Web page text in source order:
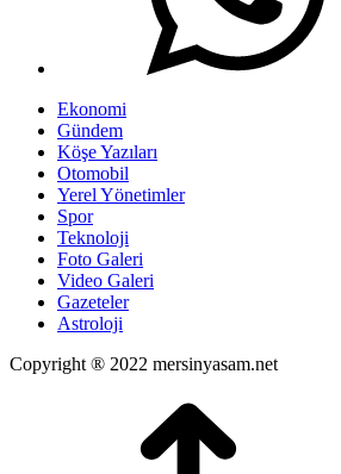
Ekonomi
Gündem
Köşe Yazıları
Otomobil
Yerel Yönetimler
Spor
Teknoloji
Foto Galeri
Video Galeri
Gazeteler
Astroloji
Copyright ® 2022 mersinyasam.net